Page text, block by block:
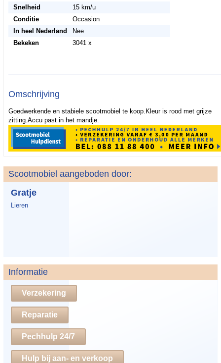
Snelheid
15 km/u
Conditie
Occasion
In heel Nederland
Nee
Bekeken
3041 x
Omschrijving
Goedwerkende en stabiele scootmobiel te koop.Kleur is rood met grijze
zitting.Accu past in het mandje.
Scootmobiel aangeboden door:
Gratje
Lieren
Informatie
Verzekering
Reparatie
Pechhulp 24/7
Hulp bij aan- en verkoop